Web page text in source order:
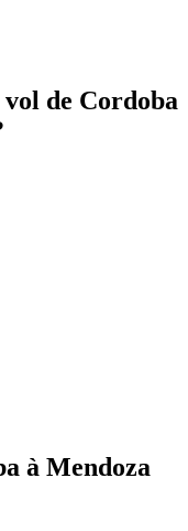
de Cordoba
à Mendoza